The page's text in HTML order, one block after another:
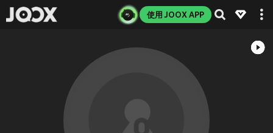
使用 JOOX APP